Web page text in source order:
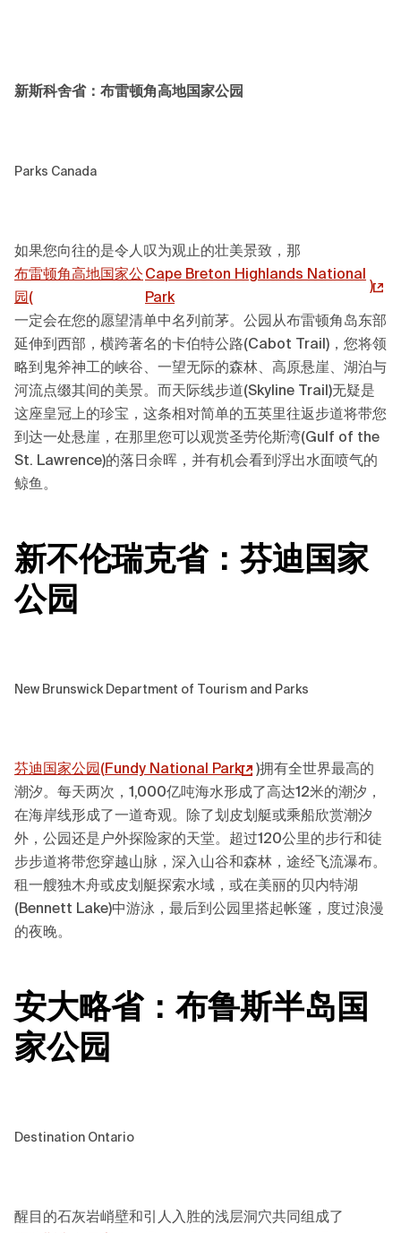
新斯科舍省：布雷顿角高地国家公园
Parks Canada
如果您向往的是令人叹为观止的壮美景致，那
布雷顿角高地国家公
园(
Cape Breton Highlands National
Park
)
一定会在您的愿望清单中名列前茅。公园从布雷顿角岛东部
延伸到西部，横跨著名的卡伯特公路(Cabot Trail)，您将领
略到鬼斧神工的峡谷、一望无际的森林、高原悬崖、湖泊与
河流点缀其间的美景。而天际线步道(Skyline Trail)无疑是
这座皇冠上的珍宝，这条相对简单的五英里往返步道将带您
到达一处悬崖，在那里您可以观赏圣劳伦斯湾(Gulf of the
St. Lawrence)的落日余晖，并有机会看到浮出水面喷气的
鲸鱼。
新不伦瑞克省： 芬迪国家
公园
New Brunswick Department of Tourism and Parks
芬迪国家公园(Fundy National Park
)拥有全世界最高的
潮汐。每天两次，1,000亿吨海水形成了高达12米的潮汐，
在海岸线形成了一道奇观。除了划皮划艇或乘船欣赏潮汐
外，公园还是户外探险家的天堂。超过120公里的步行和徒
步步道将带您穿越山脉，深入山谷和森林，途经飞流瀑布。
租一艘独木舟或皮划艇探索水域，或在美丽的贝内特湖
(Bennett Lake)中游泳，最后到公园里搭起帐篷，度过浪漫
的夜晚。
安大略省：布鲁斯半岛国
家公园
Destination Ontario
醒目的石灰岩峭壁和引人入胜的浅层洞穴共同组成了